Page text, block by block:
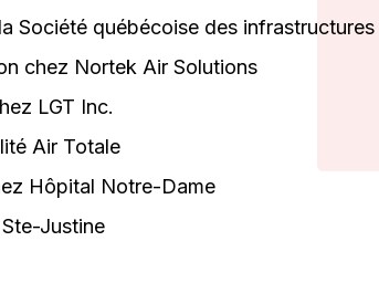
Société québécoise des infrastructures​
chez Nortek Air Solutions​
LGT Inc.​
Air Totale​
Hôpital Notre-Dame​
Justine